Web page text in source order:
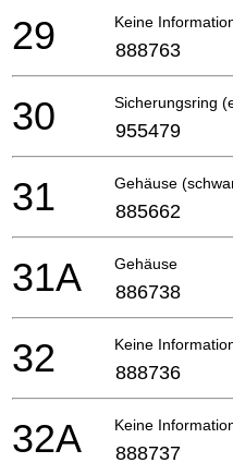
Keine
29 888763
Sicherungsring
30 955479
Gehäuse
31 885662
Gehäuse
31A 886738
Keine
32 888736
Keine
32A 888737